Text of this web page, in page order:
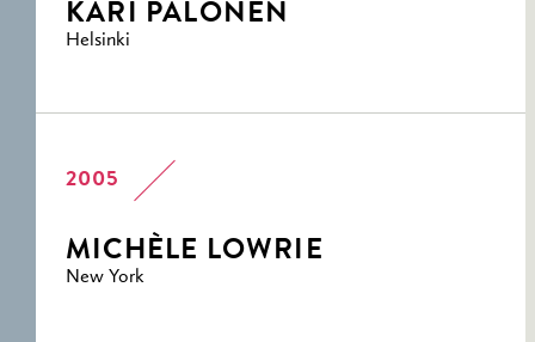
KARI PALONEN
Helsinki
2005
MICHÈLE LOWRIE
New York